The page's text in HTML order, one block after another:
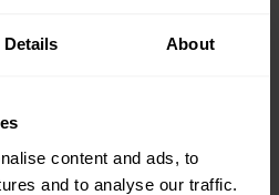
Details About
content and ads, to
and to analyse our traffic.